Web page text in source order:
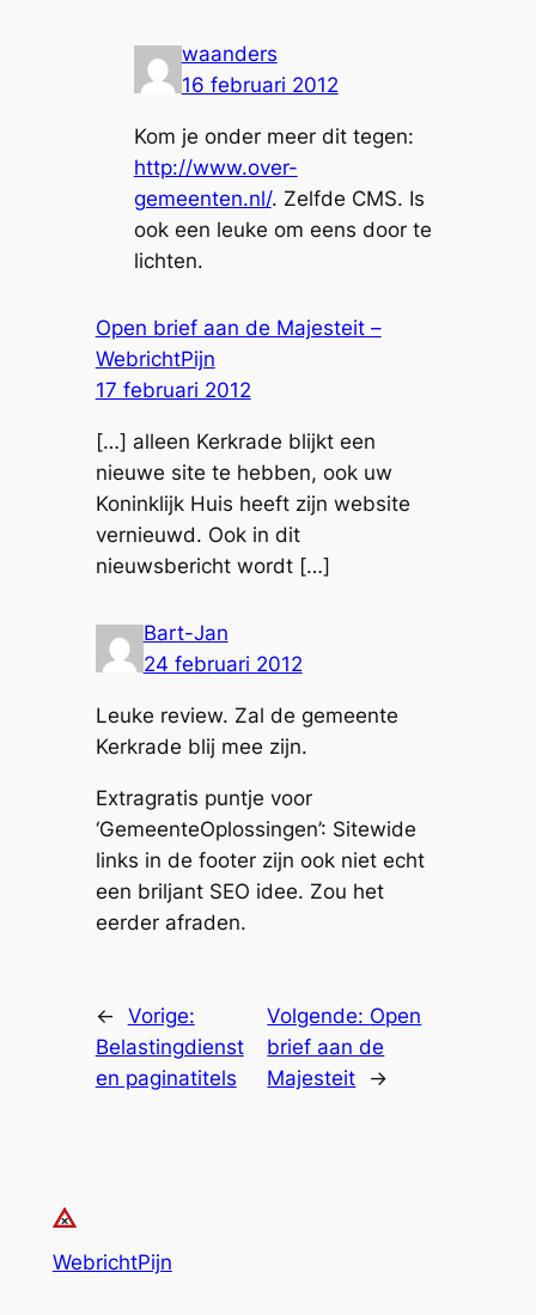
waanders
16 februari 2012
Kom je onder meer dit tegen:
http://www.over-
gemeenten.nl/. Zelfde CMS. Is
ook een leuke om eens door te
lichten.
Open brief aan de Majesteit –
WebrichtPijn
17 februari 2012
[…] alleen Kerkrade blijkt een
nieuwe site te hebben, ook uw
Koninklijk Huis heeft zijn website
vernieuwd. Ook in dit
nieuwsbericht wordt […]
Bart-Jan
24 februari 2012
Leuke review. Zal de gemeente
Kerkrade blij mee zijn.
Extragratis puntje voor
‘GemeenteOplossingen’: Sitewide
links in de footer zijn ook niet echt
een briljant SEO idee. Zou het
eerder afraden.
← Vorige:
Belastingdienst
en paginatitels
Volgende: Open
brief aan de
Majesteit
→
WebrichtPijn